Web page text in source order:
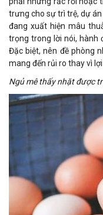
trưng cho sự trì trệ, dự
đang xuất hiện mâu
trọng trong lời nói, hành
Đặc biệt, nên đề phòng
mang đến rủi ro thay vì
Ngủ mê thấy nhặt được